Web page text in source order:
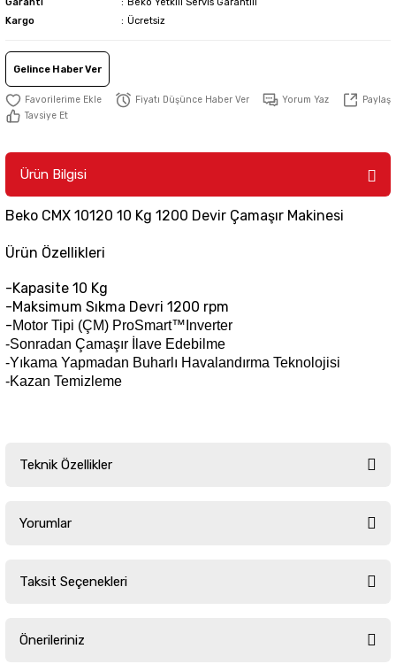
Kargo
Ücretsiz
Gelince Haber Ver
Fiyatı Düşünce Haber Ver Yorum Yaz
Paylaş
Tavsiye Et
Ürün Bilgisi
Beko CMX 10120 10 Kg 1200 Devir Çamaşır Makinesi
Ürün Özellikleri
-Kapasite 10 Kg
-Maksimum Sıkma Devri 1200 rpm
-Motor Tipi (ÇM) ProSmart™Inverter
-Sonradan Çamaşır İlave Edebilme
-Yıkama Yapmadan Buharlı Havalandırma Teknolojisi
-Kazan Temizleme
Teknik Özellikler
Enerji Sınıfı
Program-10
Program-11
Yorumlar
Taksit Seçenekleri
Önerileriniz